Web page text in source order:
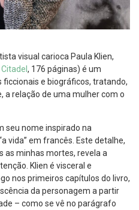
visual carioca Paula Klien,
, 176 páginas) é um
e biográficos, tratando,
relação de uma mulher com o
seu nome inspirado na
vida” em francês. Este detalhe,
as minhas mortes, revela a
Klien é visceral e
nos primeiros capítulos do livro,
da personagem a partir
– como se vê no parágrafo